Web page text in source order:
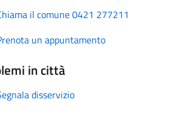
il comune 0421 277211
un appuntamento
in città
disservizio